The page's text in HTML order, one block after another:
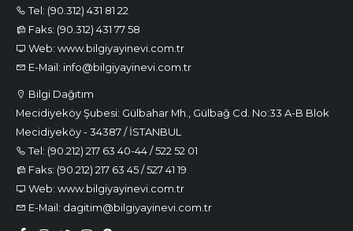
Tel: (90.312) 431 81 22
Faks: (90.312) 431 77 58
Web: www.bilgiyayinevi.com.tr
E-Mail: info@bilgiyayinevi.com.tr
Bilgi Dağıtım
Mecidiyeköy Şubesi: Gülbahar Mh., Gülbağ Cd. No:33 A-B Blok
Mecidiyeköy - 34387 / İSTANBUL
Tel: (90.212) 217 63 40-44 / 522 52 01
Faks: (90.212) 217 63 45 / 527 41 19
Web: www.bilgiyayinevi.com.tr
E-Mail: dagitim@bilgiyayinevi.com.tr